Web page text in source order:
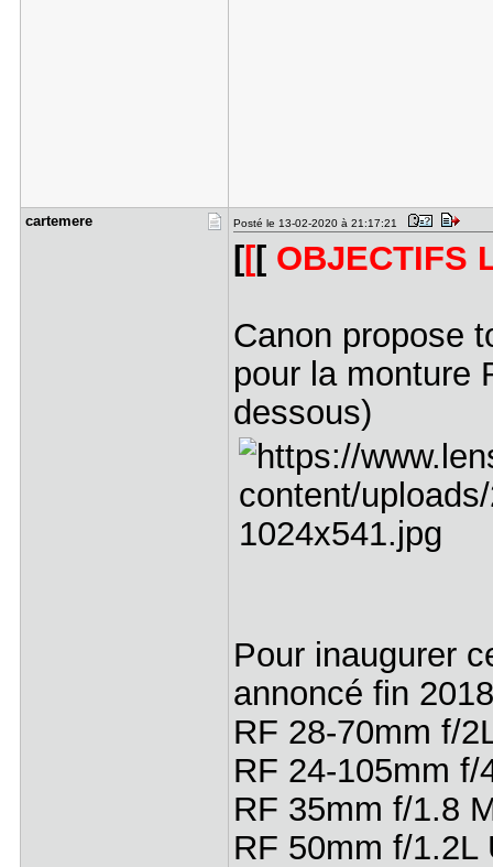
cartemere Posté le 13-02-2020 à 21:17:21
[[[ OBJECTIFS
Canon propose
pour la monture
dessous)
Pour inaugurer
annoncé fin
RF 28-70mm f/
RF 24-105mm f/
RF 35mm f/1.8
RF 50mm f/1.2L